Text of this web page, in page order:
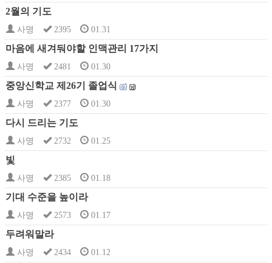
2월의 기도
사명 2395 01.31
마음에 새겨둬야할 인맥관리 17가지
사명 2481 01.30
중앙신학교 제26기 졸업식
사명 2377 01.30
다시 드리는 기도
사명 2732 01.25
빛
사명 2385 01.18
기대 수준을 높이라
사명 2573 01.17
두려워말라
사명 2434 01.12